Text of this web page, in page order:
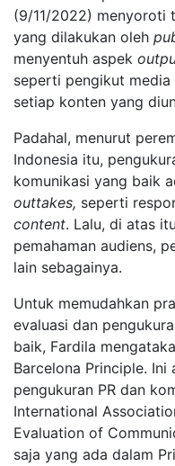
(9/11/2022) menyoroti
yang dilakukan oleh
menyentuh aspek
seperti pengikut media
setiap konten yang
Padahal, menurut
Indonesia itu,
komunikasi yang baik
outtakes, seperti
content. Lalu, di atas
pemahaman audiens,
lain sebagainya.
Untuk memudahkan
evaluasi dan
baik, Fardila
Barcelona Principle.
pengukuran PR dan
International
Evaluation of
saja yang ada dalam